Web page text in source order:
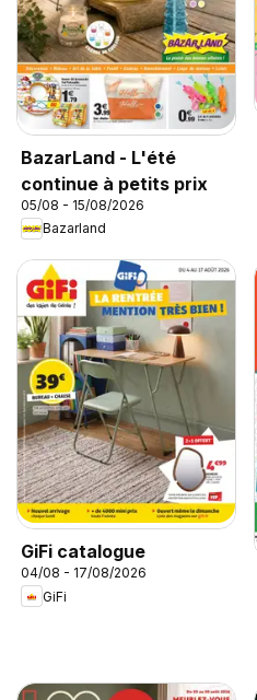
BazarLand - L'été
continue à petits prix
05/08 - 15/08/2026
Bazarland
GiFi catalogue
04/08 - 17/08/2026
GiFi